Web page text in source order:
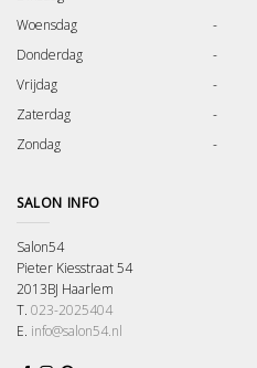
Woensdag
-
Donderdag
-
Vrijdag
-
Zaterdag
-
Zondag
-
SALON INFO
Salon54
Pieter Kiesstraat 54
2013BJ Haarlem
T. 023-2025404
E. info@salon54.nl